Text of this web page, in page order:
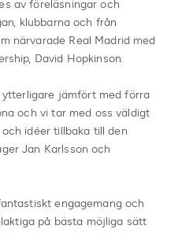
av föreläsningar och
klubbarna och från
närvarade Real Madrid med
David Hopkinson.
jämfört med förra
och vi tar med oss väldigt
idéer tillbaka till den
Jan Karlsson och
engagemang och
på bästa möjliga sätt